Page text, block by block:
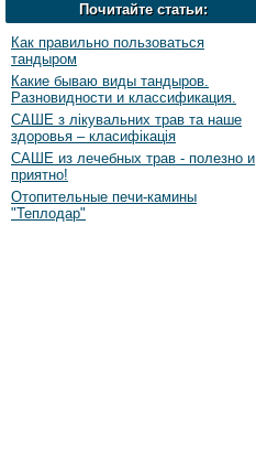
Почитайте статьи:
Как правильно пользоваться
тандыром
Какие бываю виды тандыров.
Разновидности и классификация.
САШЕ з лікувальних трав та наше
здоровья – класифікація
САШЕ из лечебных трав - полезно и
приятно!
Отопительные печи-камины
"Теплодар"